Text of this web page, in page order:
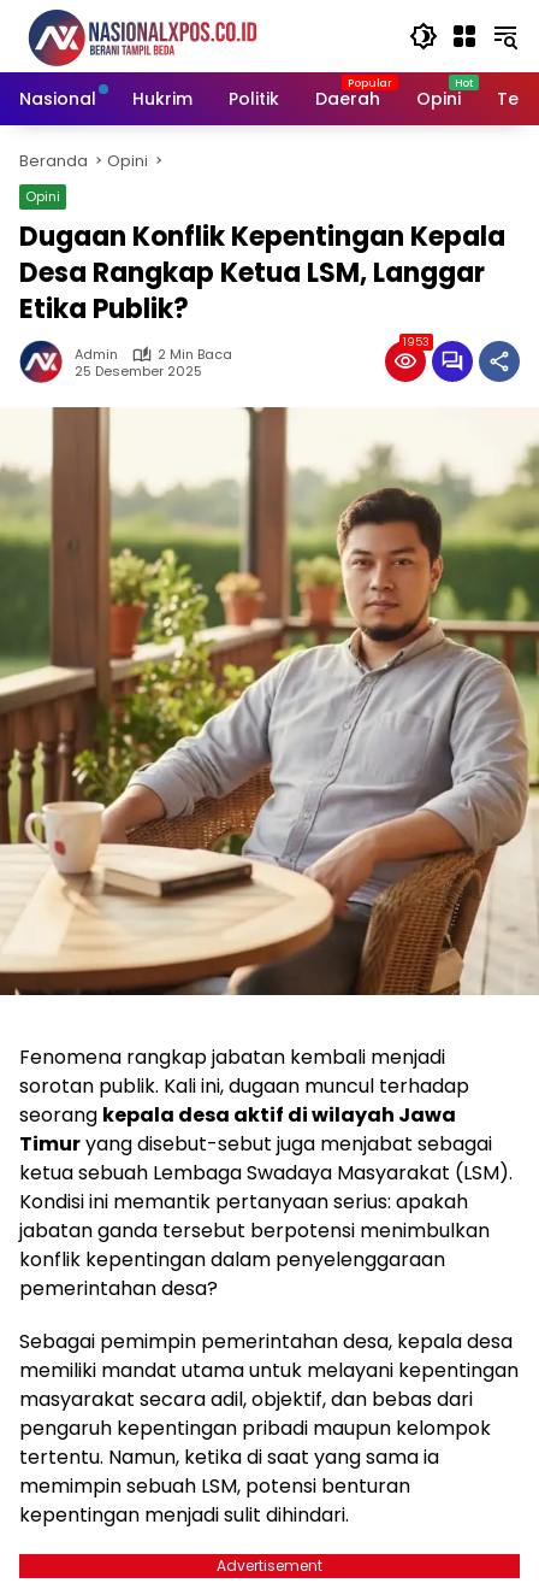
Langsung
konten
Nasional
Hukrim Politik Daerah Opini
Beranda Opini
Opini
Dugaan Konflik Kepentingan Kepala
Desa Rangkap Ketua LSM, Langgar
Etika Publik?
Admin
2 Min Baca
25 Desember 2025
1953
Fenomena rangkap jabatan kembali menjadi
sorotan publik. Kali ini, dugaan muncul terhadap
seorang kepala desa aktif di wilayah Jawa
Timuryang disebut-sebut juga menjabat sebagai
ketua sebuah Lembaga Swadaya Masyarakat (LSM).
Kondisi ini memantik pertanyaan serius: apakah
jabatan ganda tersebut berpotensi menimbulkan
konflik kepentingan dalam penyelenggaraan
pemerintahan desa?
Sebagai pemimpin pemerintahan desa, kepala desa
memiliki mandat utama untuk melayani kepentingan
masyarakat secara adil, objektif, dan bebas dari
pengaruh kepentingan pribadi maupun kelompok
tertentu. Namun, ketika di saat yang sama ia
memimpin sebuah LSM, potensi benturan
kepentingan menjadi sulit dihindari.
Advertisement